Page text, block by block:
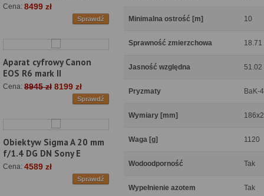
Cena: 8499 zł
Sprawdź
Aparat cyfrowy Canon
EOS R6 mark II
Cena: 8945 zł 8199 zł
Sprawdź
Obiektyw Sigma A 20 mm
f/1.4 DG DN Sony E
Cena: 4589 zł
Sprawdź
Minimalna ostrość [m] 10
Sprawność zmierzchowa 18.71
Jasność względna 51.02
Pryzmaty BaK-
Wymiary [mm]
Waga [g] 1120
Wodoodporność Tak
Wypełnienie azotem Tak